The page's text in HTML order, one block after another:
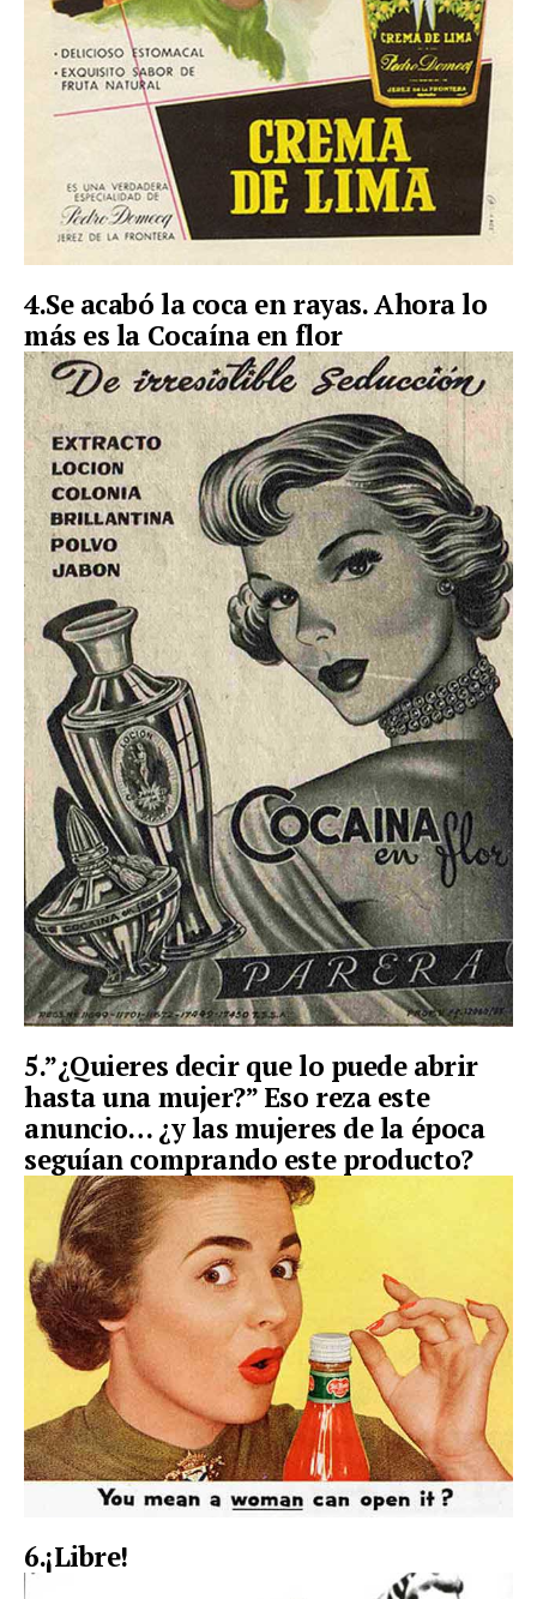
4.Se acabó la coca en rayas. Ahora lo
más es la Cocaína en flor
5.”¿Quieres decir que lo puede abrir
hasta una mujer?” Eso reza este
anuncio… ¿y las mujeres de la época
seguían comprando este producto?
6.¡Libre!